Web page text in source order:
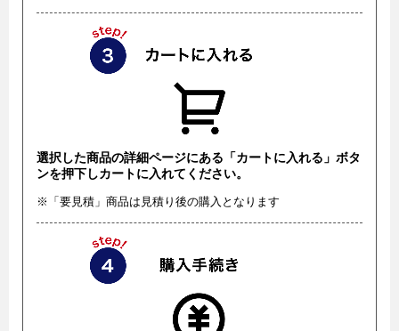
選択した商品の詳細ページにある「カートに入れる」ボタ
ンを押下しカートに入れてください。
※「要見積」商品は見積り後の購入となります